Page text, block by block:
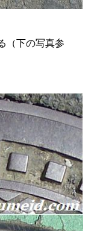
（下の写真参